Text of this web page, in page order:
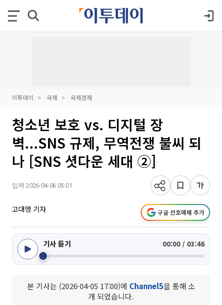
이투데이 국제 국제경제
청소년 보호 vs. 디지털 장
벽...SNS 규제, 무역전쟁 불씨 되
나 [SNS 셧다운 세대 ②]
입력 2026-04-06 05:01
고대영 기자 구글 선호매체 추가
기사 듣기 00:00 / 03:46
본 기사는 (2026-04-05 17:00)에 Channel5을 통해 소
개 되었습니다.